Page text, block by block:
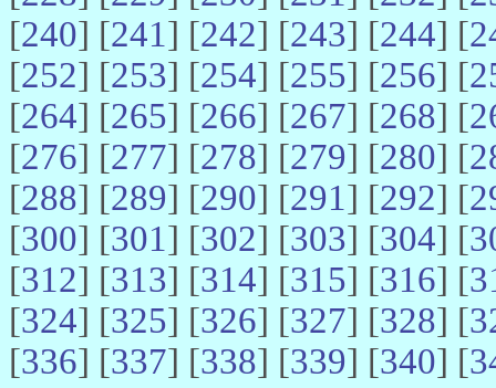
[240] [241] [242] [243] [244] [
[252] [253] [254] [255] [256] [
[264] [265] [266] [267] [268] [
[276] [277] [278] [279] [280] [
[288] [289] [290] [291] [292] [
[300] [301] [302] [303] [304] [
[312] [313] [314] [315] [316] [
[324] [325] [326] [327] [328] [
[336] [337] [338] [339] [340] [